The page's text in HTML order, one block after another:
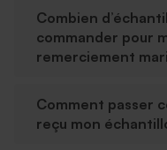
Combien
commander pour
remerciement
Comment passer
reçu mon